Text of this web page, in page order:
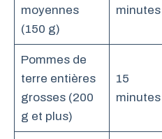
moyennes
(150 g)
minutes
Pommes de
terre entières
grosses (200
g et plus)
15
minutes